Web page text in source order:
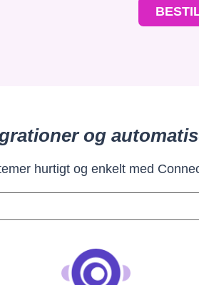
og
hurtigt og enkelt med